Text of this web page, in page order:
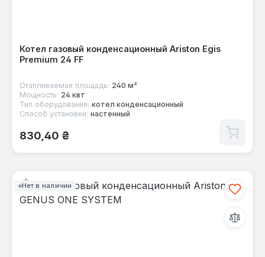
Котел газовый конденсационный Ariston Egis
Premium 24 FF
Отапливаемая площадь: 240 м²
Мощность: 24 квт
Тип оборудования: котел конденсационный
Способ установки: настенный
Обычная цена:
830,40 ₴
Нет в наличии